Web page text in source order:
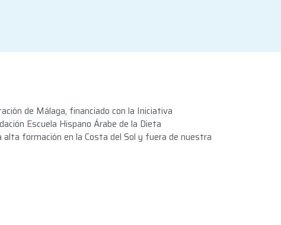
de Málaga, financiado con la Iniciativa
Escuela Hispano Árabe de la Dieta
formación en la Costa del Sol y fuera de nuestra